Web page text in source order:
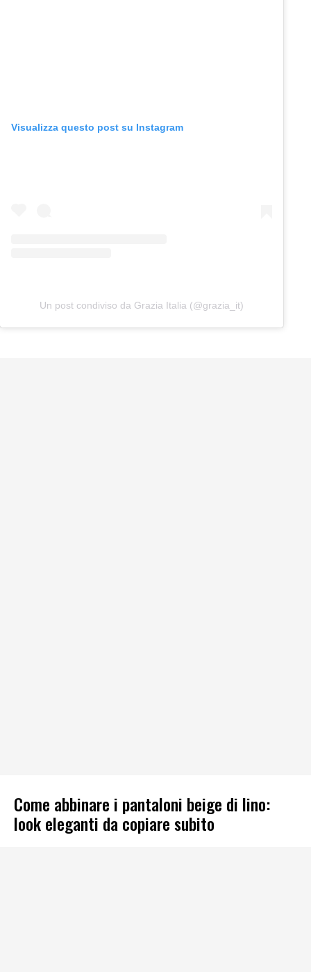
Visualizza questo post su Instagram
Un post condiviso da Grazia Italia (@grazia_it)
Come abbinare i pantaloni beige di lino:
look eleganti da copiare subito